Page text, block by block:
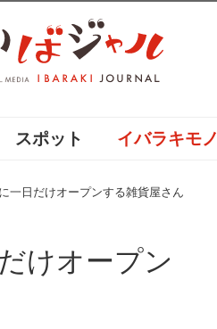
スポット イバラキモノ
一日だけオープンする雑貨屋さん
けオープン